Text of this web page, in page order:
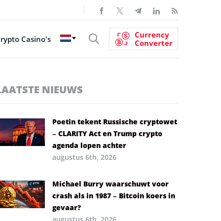
Casino's
Currency
Converter
NIEUWS
Poetin tekent Russische cryptowet
– CLARITY Act en Trump crypto
agenda lopen achter
augustus 6th, 2026
Michael Burry waarschuwt voor
crash als in 1987 – Bitcoin koers in
gevaar?